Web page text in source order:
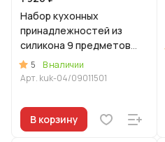
Набор кухонных
принадлежностей из
силикона 9 предметов
Зеленый
5
В наличии
Арт. kuk-04/09011501
В корзину